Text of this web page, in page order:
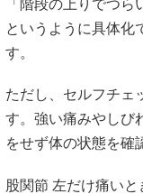
「階段の上りでつら
というように具体化
す。
ただし、セルフチェ
す。強い痛みやしび
をせず体の状態を確
股関節 左だけ痛い